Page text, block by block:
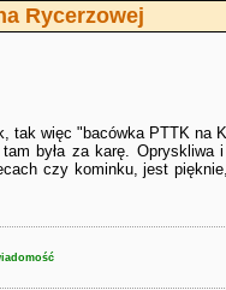
Rycerzowej
tak więc "bacówka PTTK na
była za karę. Opryskliwa
czy kominku, jest